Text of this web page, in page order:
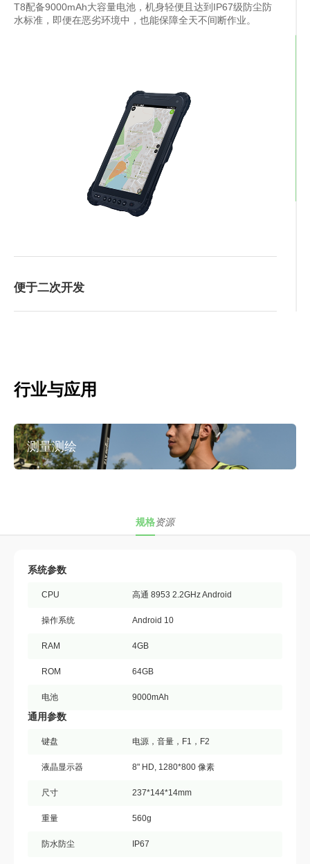
T8配备9000mAh大容量电池，机身轻便且达到IP67级防尘防
水标准，即便在恶劣环境中，也能保障全天不间断作业。
便于二次开发
行业与应用
测量测绘
规格资源
系统参数
CPU 高通 8953 2.2GHz Android
操作系统 Android 10
RAM 4GB
ROM 64GB
电池 9000mAh
通用参数
键盘 电源，音量，F1，F2
液晶显示器 8" HD, 1280*800 像素
尺寸 237*144*14mm
重量 560g
防水防尘 IP67